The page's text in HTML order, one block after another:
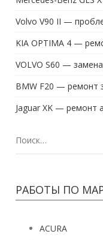
Volvo V90 II —
KIA OPTIMA 4 —
VOLVO S60 —
BMW F20 — ремонт
Jaguar XK — ремонт
РАБОТЫ ПО
ACURA